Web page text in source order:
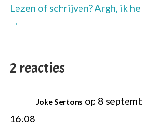
Lezen of schrijven? Argh, ik
→
2 reacties
Joke Sertons op 8
16:08